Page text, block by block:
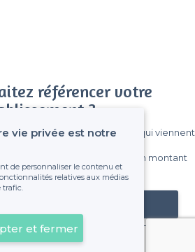
référencer votre
?
parmi le million de visiteurs qui viennent
engagement, vous payez un montant
de voir déraper la facture.
mon établissement
Déjà client
vie privée est notre
de personnaliser le contenu et
relatives aux médias
trafic.
et fermer